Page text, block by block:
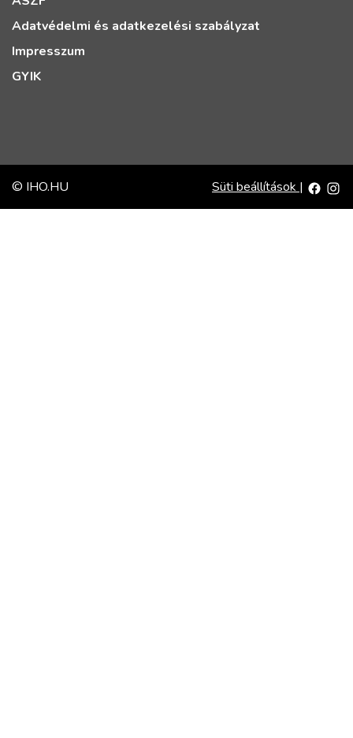
Adatvédelmi és adatkezelési szabályzat
Impresszum
GYIK
© IHO.HU Süti beállítások |